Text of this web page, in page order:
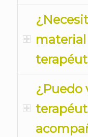
material
¿Puedo